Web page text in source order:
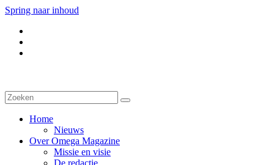
Spring naar inhoud
Home
Nieuws
Over Omega Magazine
Missie en visie
De redactie